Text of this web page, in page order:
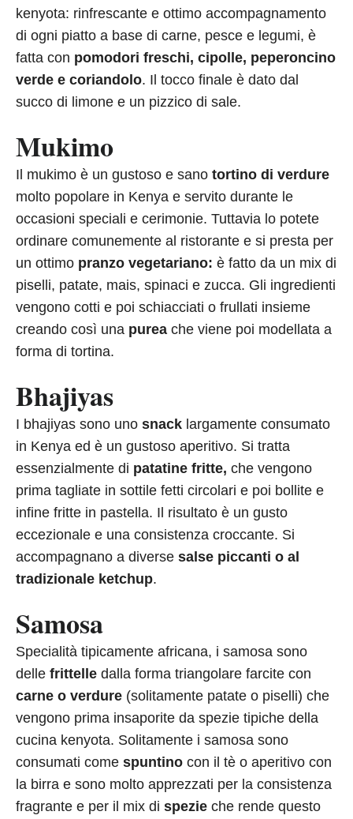
kenyota: rinfrescante e ottimo accompagnamento
di ogni piatto a base di carne, pesce e legumi, è
fatta con pomodori freschi, cipolle, peperoncino
verde e coriandolo. Il tocco finale è dato dal
succo di limone e un pizzico di sale.
Mukimo
Il mukimo è un gustoso e sano tortino di verdure
molto popolare in Kenya e servito durante le
occasioni speciali e cerimonie. Tuttavia lo potete
ordinare comunemente al ristorante e si presta per
un ottimo pranzo vegetariano: è fatto da un mix di
piselli, patate, mais, spinaci e zucca. Gli ingredienti
vengono cotti e poi schiacciati o frullati insieme
creando così una purea che viene poi modellata a
forma di tortina.
Bhajiyas
I bhajiyas sono uno snack largamente consumato
in Kenya ed è un gustoso aperitivo. Si tratta
essenzialmente di patatine fritte, che vengono
prima tagliate in sottile fetti circolari e poi bollite e
infine fritte in pastella. Il risultato è un gusto
eccezionale e una consistenza croccante. Si
accompagnano a diverse salse piccanti o al
tradizionale ketchup.
Samosa
Specialità tipicamente africana, i samosa sono
delle frittelle dalla forma triangolare farcite con
carne o verdure (solitamente patate o piselli) che
vengono prima insaporite da spezie tipiche della
cucina kenyota. Solitamente i samosa sono
consumati come spuntino con il tè o aperitivo con
la birra e sono molto apprezzati per la consistenza
fragrante e per il mix di spezie che rende questo